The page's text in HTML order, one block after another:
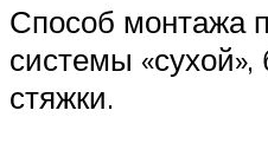
Способ монтажа
системы «сухой»,
стяжки.